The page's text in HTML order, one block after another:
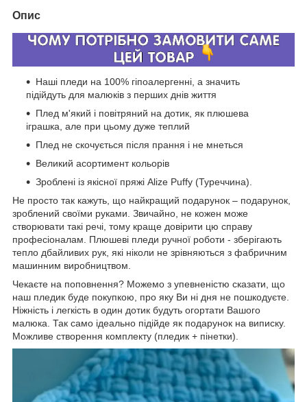
Опис
Наші пледи на 100% гіпоалергенні, а значить
підійдуть для малюків з перших днів життя
Плед м'який і повітряний на дотик, як плюшева
іграшка, але при цьому дуже теплий
Плед не скочується після прання і не мнеться
Великий асортимент кольорів
Зроблені із якісної пряжі Alize Puffy (Туреччина).
Не просто так кажуть, що найкращий подарунок – подарунок,
зроблений своїми руками. Звичайно, не кожен може
створювати такі речі, тому краще довірити цю справу
професіоналам. Плюшеві пледи ручної роботи - зберігають
тепло дбайливих рук, які ніколи не зрівняються з фабричним
машинним виробництвом.
Чекаєте на поповнення? Можемо з упевненістю сказати, що
наш пледик буде покупкою, про яку Ви ні дня не пошкодуєте.
Ніжність і легкість в один дотик будуть огортати Вашого
малюка. Так само ідеально підійде як подарунок на виписку.
Можливе створення комплекту (пледик + пінетки).